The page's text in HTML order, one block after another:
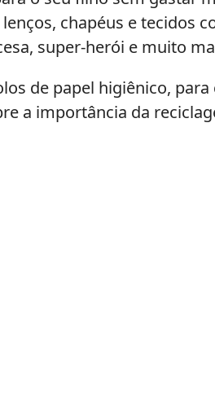
chapéus e tecidos
super-herói e muito
de papel higiênico, para
a importância da